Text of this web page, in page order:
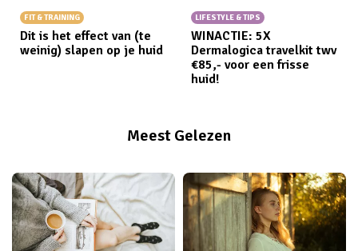
FIT & TRAINING
Dit is het effect van (te
weinig) slapen op je huid
LIFESTYLE & TIPS
WINACTIE: 5X
Dermalogica travelkit twv
€85,- voor een frisse
huid!
Meest Gelezen